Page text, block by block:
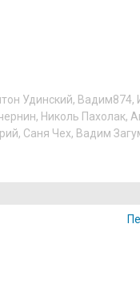
Удинский, Вадим874,
, Николь Пахолак,
, Саня Чех, Вадим